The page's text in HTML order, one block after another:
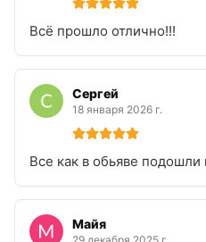
Всё прошло отлично!!!
Сергей
18 января 2026 г.
Все как в обьяве подошли
Майя